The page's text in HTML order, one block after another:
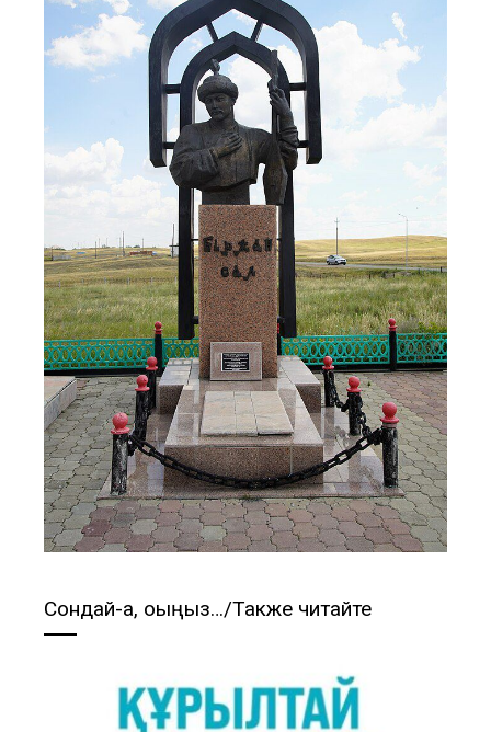
Сондай-ақ, оқыңыз…/Также читайте